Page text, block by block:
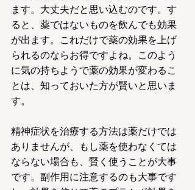
ます。大丈夫だと思い込むのです。す
ると、薬ではないものを飲んでも効果
が出ます。これだけで薬の効果を上げ
られるのならお得ですよね。このよう
に気の持ちようで薬の効果が変わるこ
とは、知っておいた方が賢いと思いま
す。
精神症状を治療する方法は薬だけでは
ありませんが、もし薬を使わなくては
ならない場合も、賢く使うことが大事
です。副作用に注意するのも大事です